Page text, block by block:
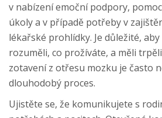
v nabízení emoční podpory,
úkoly a v případě potřeby v
lékařské prohlídky. Je důležité,
rozuměli, co prožíváte, a měli
zotavení z otřesu mozku je často
dlouhodobý proces.
Ujistěte se, že komunikujete s